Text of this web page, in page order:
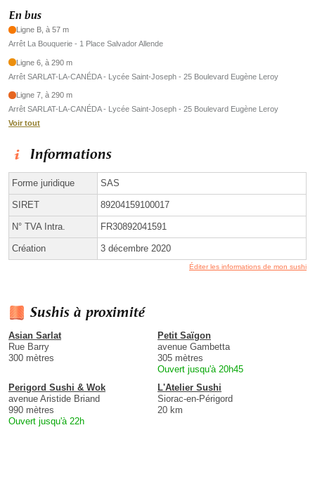
En bus
Ligne B, à 57 m
Arrêt La Bouquerie - 1 Place Salvador Allende
Ligne 6, à 290 m
Arrêt SARLAT-LA-CANÉDA - Lycée Saint-Joseph - 25 Boulevard Eugène Leroy
Ligne 7, à 290 m
Arrêt SARLAT-LA-CANÉDA - Lycée Saint-Joseph - 25 Boulevard Eugène Leroy
Voir tout
Informations
Forme juridique SAS
SIRET 89204159100017
N° TVA Intra. FR30892041591
Création 3 décembre 2020
Éditer les informations de mon sushi
Sushis à proximité
Asian Sarlat
Rue Barry
300 mètres
Petit Saïgon
avenue Gambetta
305 mètres
Ouvert jusqu'à 20h45
Perigord Sushi & Wok
avenue Aristide Briand
990 mètres
Ouvert jusqu'à 22h
L'Atelier Sushi
Siorac-en-Périgord
20 km